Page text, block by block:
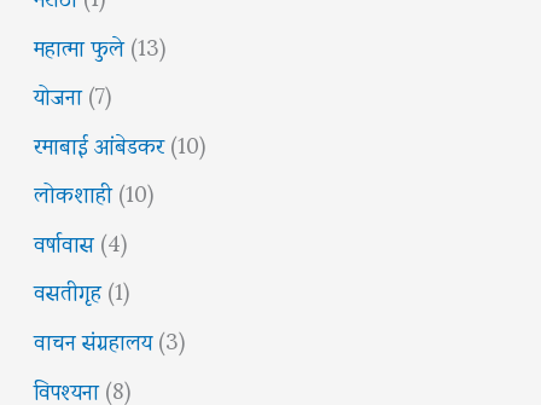
महात्मा फुले(13)
योजना(7)
रमाबाई आंबेडकर(10)
लोकशाही(10)
वर्षावास(4)
वसतीगृह(1)
वाचन संग्रहालय(3)
विपश्यना(8)